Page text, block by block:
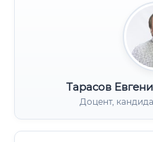
Тарасов
Доцент,